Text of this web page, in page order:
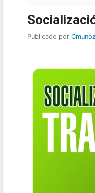
Publicado por Cmunoz